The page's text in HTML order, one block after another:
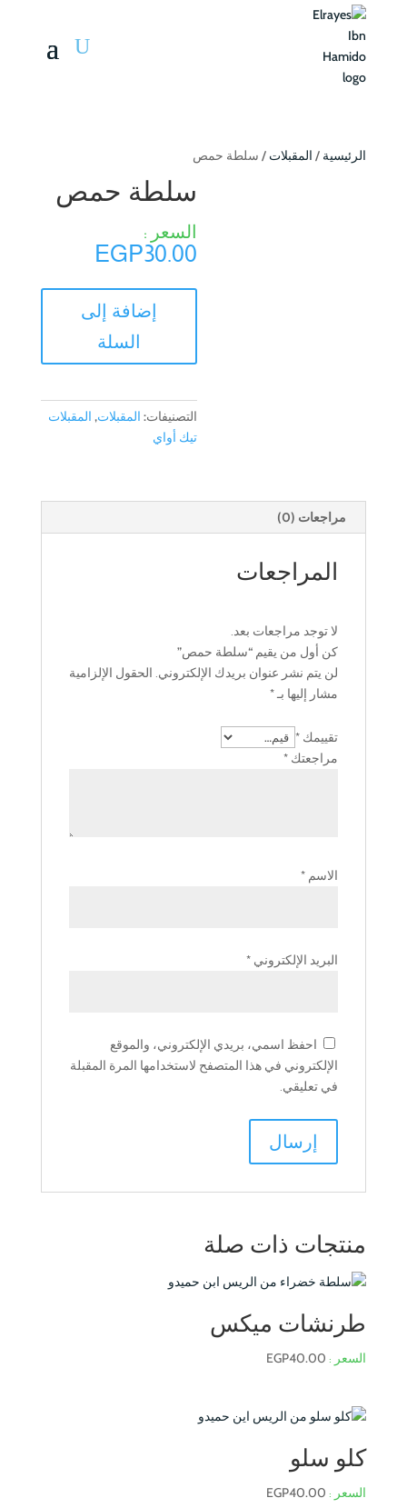
الرئيسية / المقبلات / سلطة حمص
سلطة حمص
EGP30.00
سلطةإضافة إلى
السلة
التصنيفات: المقبلات, المقبلات
تيك أواي
مراجعات (0)
المراجعات
لا توجد مراجعات بعد.
كن أول من يقيم “سلطة حمص”
لن يتم نشر عنوان بريدك الإلكتروني. الحقول الإلزامية
مشار إليها بـ*
تقييمك *
مراجعتك *
الاسم *
البريد الإلكتروني *
احفظ اسمي، بريدي الإلكتروني، والموقع
الإلكتروني في هذا المتصفح لاستخدامها المرة المقبلة
في تعليقي.
منتجات ذات صلة
طرنشات ميكس
EGP40.00
كلو سلو
EGP40.00